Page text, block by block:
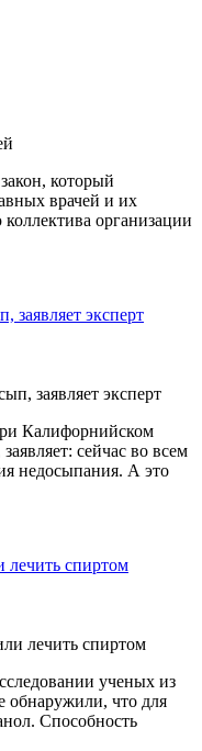
который
врачей и их
организации
заявляет эксперт
Калифорнийском
сейчас во всем
недосыпания. А это
лечить спиртом
ученых из
что для
Способность